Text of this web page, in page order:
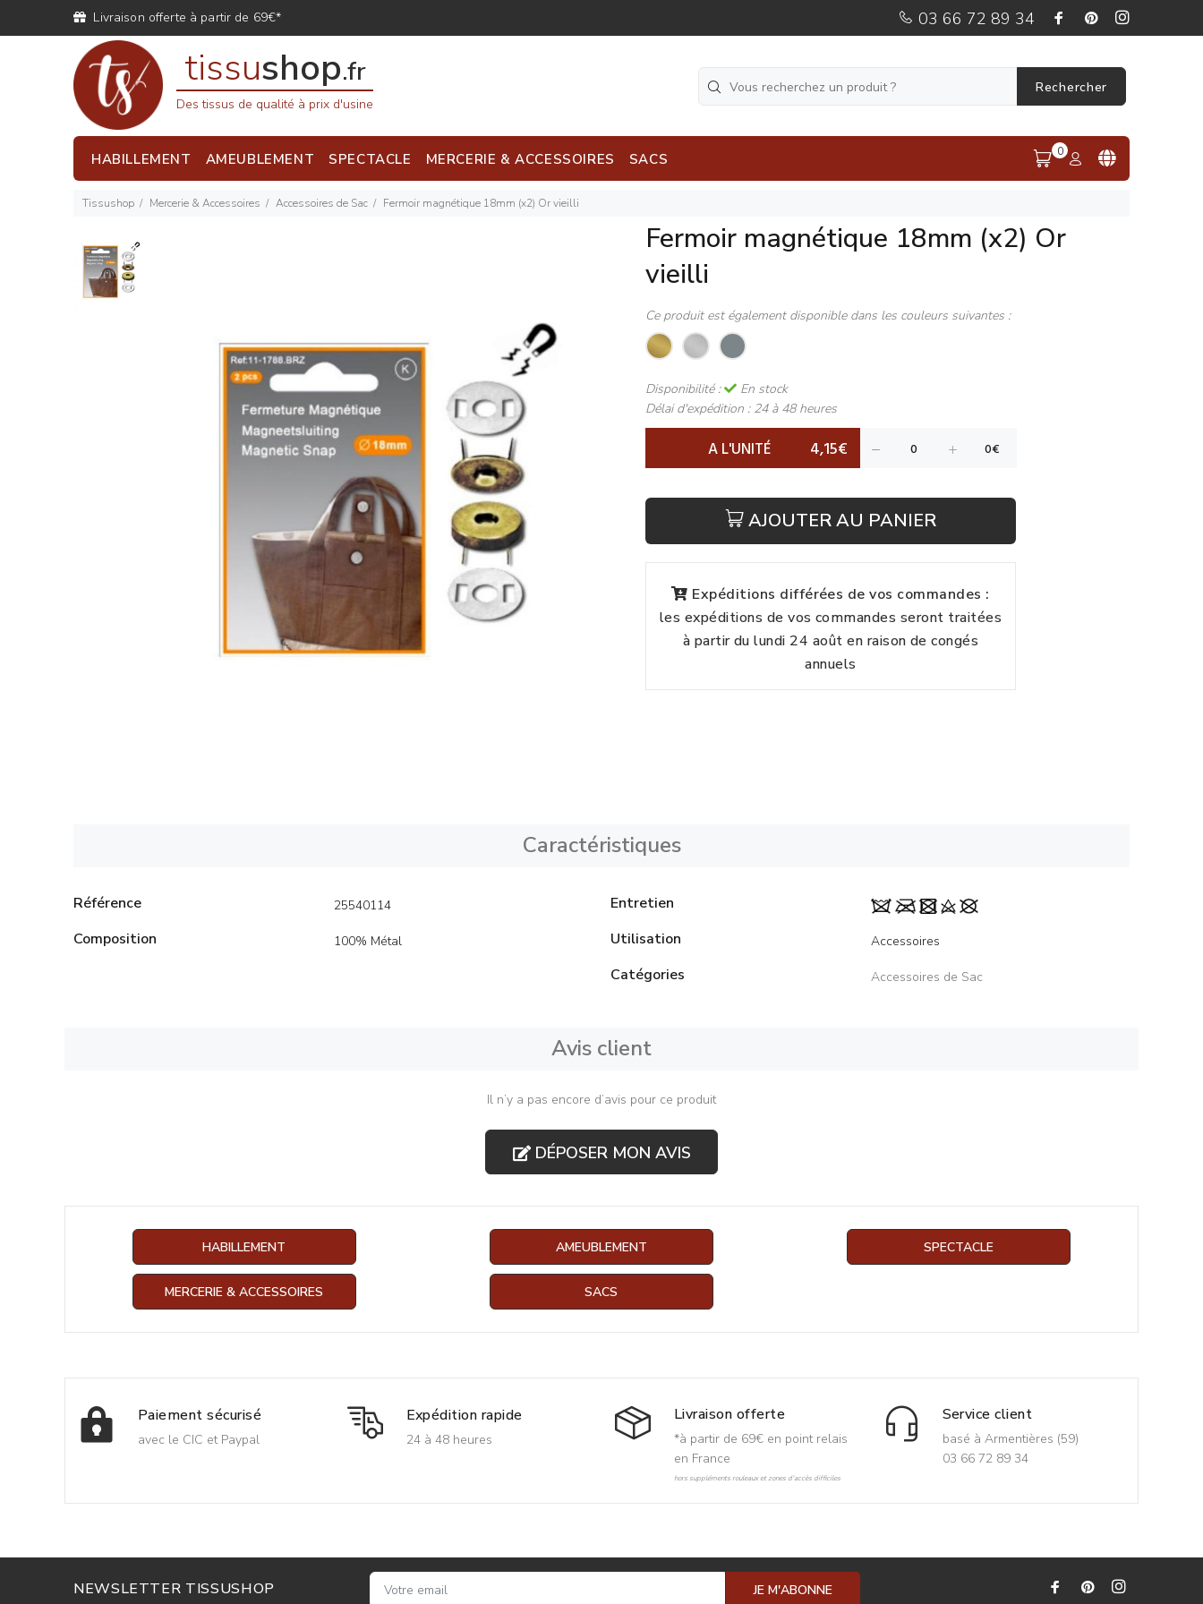
Livraison offerte à partir de 69€* 03 66 72 89 34
tissushop.fr
Des tissus de qualité à prix d'usine
Rechercher
HABILLEMENT AMEUBLEMENT SPECTACLE MERCERIE & ACCESSOIRES SACS 0
Tissushop Mercerie & Accessoires Accessoires de Sac Fermoir magnétique 18mm (x2) Or vieilli
Fermoir magnétique 18mm (x2) Or
vieilli
Ce produit est également disponible dans les couleurs suivantes :
Disponibilité :
En stock
Délai d'expédition : 24 à 48 heures
A L'UNITÉ 4,15€
AJOUTER AU PANIER
Expéditions différées de vos commandes :
les expéditions de vos commandes seront traitées
à partir du lundi 24 août en raison de congés
annuels
Caractéristiques
Référence 25540114
Composition 100% Métal
Entretien
Utilisation
Accessoires
Catégories Accessoires de Sac
Avis client
Il n’y a pas encore d’avis pour ce produit
DÉPOSER MON AVIS
HABILLEMENT AMEUBLEMENT SPECTACLE
MERCERIE & ACCESSOIRES SACS
Paiement sécurisé
avec le CIC et Paypal
Expédition rapide
24 à 48 heures
Livraison offerte
*à partir de 69€ en point relais
en France
hors suppléments rouleaux et zones d'accès difficiles
Service client
basé à Armentières (59)
03 66 72 89 34
NEWSLETTER TISSUSHOP JE M'ABONNE